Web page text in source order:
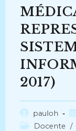
2017)
Autor
do
pauloh
Categoria
Docente /